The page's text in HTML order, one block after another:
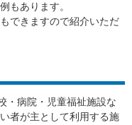
もあります。
できますので紹介いただ
・病院・児童福祉施設な
者が主として利用する施